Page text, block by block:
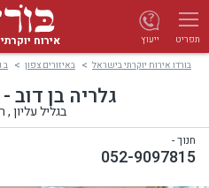
תפריט אירוח ייעוץ
בורדו אירוח יוקרתי בישראל באיזורים צפון ב
גלריה בן דוב
בגליל עליון
052-9097815
חנוך -